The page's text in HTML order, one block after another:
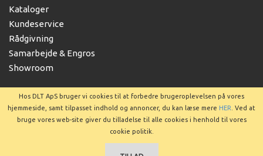
Kataloger
Kundeservice
Rådgivning
Samarbejde & Engros
Showroom
Copyright © 2025 DLT ApS
Hos DLT ApS bruger vi cookies til at forbedre brugeroplevelsen på vores
hjemmeside, samt tilpasset indhold og annoncer, du kan læse mere HER . Ved at
bruge vores web-site giver du tilladelse til alle cookies i henhold til vores
cookie politik.